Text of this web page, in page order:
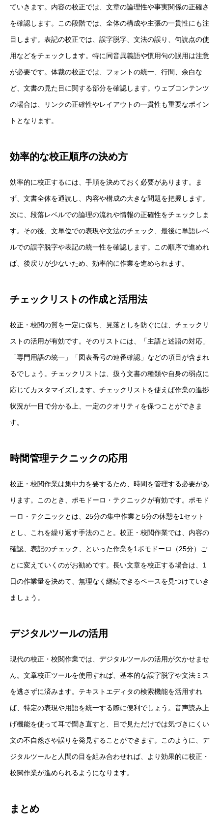
ていきます。内容の校正では、文章の論理性や事実関係の正確さ
を確認します。この段階では、全体の構成や主張の一貫性にも注
目します。表記の校正では、誤字脱字、文法の誤り、句読点の使
用などをチェックします。特に同音異義語や慣用句の誤用は注意
が必要です。体裁の校正では、フォントの統一、行間、余白な
ど、文書の見た目に関する部分を確認します。ウェブコンテンツ
の場合は、リンクの正確性やレイアウトの一貫性も重要なポイン
トとなります。
効率的な校正順序の決め方
効率的に校正するには、手順を決めておく必要があります。ま
ず、文書全体を通読し、内容や構成の大きな問題を把握します。
次に、段落レベルでの論理の流れや情報の正確性をチェックしま
す。その後、文単位での表現や文法のチェック、最後に単語レベ
ルでの誤字脱字や表記の統一性を確認します。この順序で進めれ
ば、後戻りが少ないため、効率的に作業を進められます。
チェックリストの作成と活用法
校正・校閲の質を一定に保ち、見落としを防ぐには、チェックリ
ストの活用が有効です。そのリストには、「主語と述語の対応」
「専門用語の統一」「図表番号の連番確認」などの項目が含まれ
るでしょう。チェックリストは、扱う文書の種類や自身の弱点に
応じてカスタマイズします。チェックリストを使えば作業の進捗
状況が一目で分かる上、一定のクオリティを保つことができま
す。
時間管理テクニックの応用
校正・校閲作業は集中力を要するため、時間を管理する必要があ
ります。このとき、ポモドーロ・テクニックが有効です。ポモド
ーロ・テクニックとは、25分の集中作業と5分の休憩を1セット
とし、これを繰り返す手法のこと。校正・校閲作業では、内容の
確認、表記のチェック、といった作業を1ポモドーロ（25分）ご
とに変えていくのがお勧めです。長い文章を校正する場合は、1
日の作業量を決めて、無理なく継続できるペースを見つけていき
ましょう。
デジタルツールの活用
現代の校正・校閲作業では、デジタルツールの活用が欠かせませ
ん。文章校正ツールを使用すれば、基本的な誤字脱字や文法ミス
を逃さずに済みます。テキストエディタの検索機能を活用すれ
ば、特定の表現や用語を統一する際に便利でしょう。音声読み上
げ機能を使って耳で聞き直すと、目で見ただけでは気づきにくい
文の不自然さや誤りを発見することができます。このように、デ
ジタルツールと人間の目を組み合わせれば、より効果的に校正・
校閲作業が進められるようになります。
まとめ